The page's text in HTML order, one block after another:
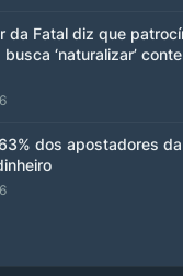
da Fatal diz que
‘naturalizar’
dos apostadores